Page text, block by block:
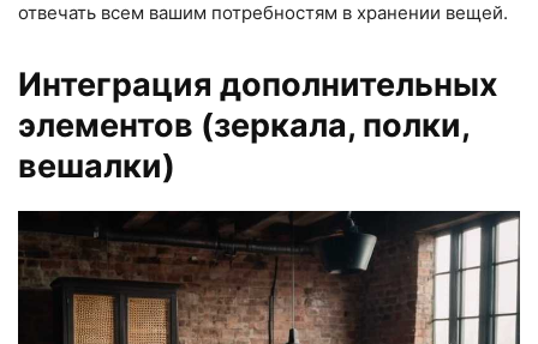
отвечать всем вашим потребностям в хранении вещей.
Интеграция дополнительных
элементов (зеркала, полки,
вешалки)